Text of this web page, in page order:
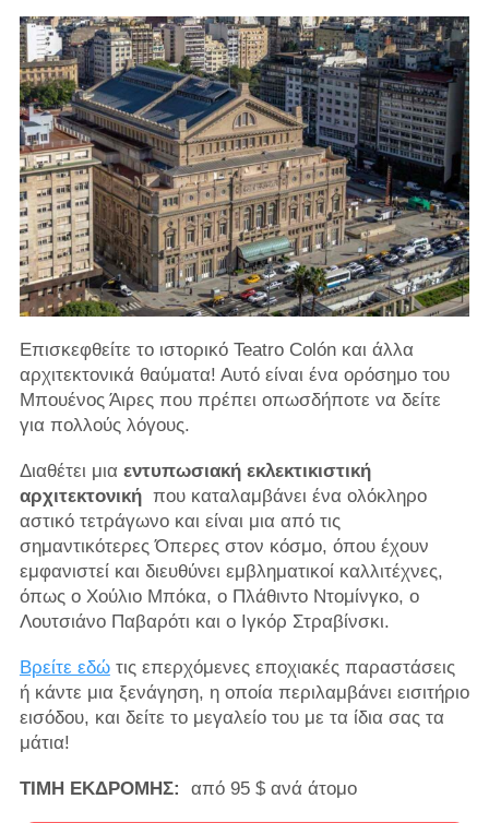
Επισκεφθείτε το ιστορικό Teatro Colón και άλλα
αρχιτεκτονικά θαύματα! Αυτό είναι ένα ορόσημο του
Μπουένος Άιρες που πρέπει οπωσδήποτε να δείτε
για πολλούς λόγους.
Διαθέτει μια εντυπωσιακή εκλεκτικιστική
αρχιτεκτονικήπου καταλαμβάνει ένα ολόκληρο
αστικό τετράγωνο και είναι μια από τις
σημαντικότερες Όπερες στον κόσμο, όπου έχουν
εμφανιστεί και διευθύνει εμβληματικοί καλλιτέχνες,
όπως ο Χούλιο Μπόκα, ο Πλάθιντο Ντομίνγκο, ο
Λουτσιάνο Παβαρότι και ο Ιγκόρ Στραβίνσκι.
Βρείτε εδώτις επερχόμενες εποχιακές παραστάσεις
ή κάντε μια ξενάγηση, η οποία περιλαμβάνει εισιτήριο
εισόδου, και δείτε το μεγαλείο του με τα ίδια σας τα
μάτια!
ΤΙΜΗ ΕΚΔΡΟΜΗΣ: από 95 $ ανά άτομο